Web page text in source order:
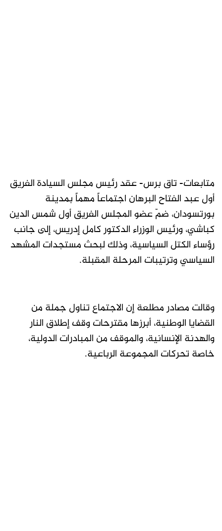
متابعات- تاق برس- عقد رئيس مجلس السيادة الفريق
أول عبد الفتاح البرهان اجتماعاً مهماً بمدينة
بورتسودان، ضمّ عضو المجلس الفريق أول شمس الدين
كباشي، ورئيس الوزراء الدكتور كامل إدريس، إلى جانب
رؤساء الكتل السياسية، وذلك لبحث مستجدات المشهد
السياسي وترتيبات المرحلة المقبلة.
وقالت مصادر مطلعة إن الاجتماع تناول جملة من
القضايا الوطنية، أبرزها مقترحات وقف إطلاق النار
والهدنة الإنسانية، والموقف من المبادرات الدولية،
خاصة تحركات المجموعة الرباعية.